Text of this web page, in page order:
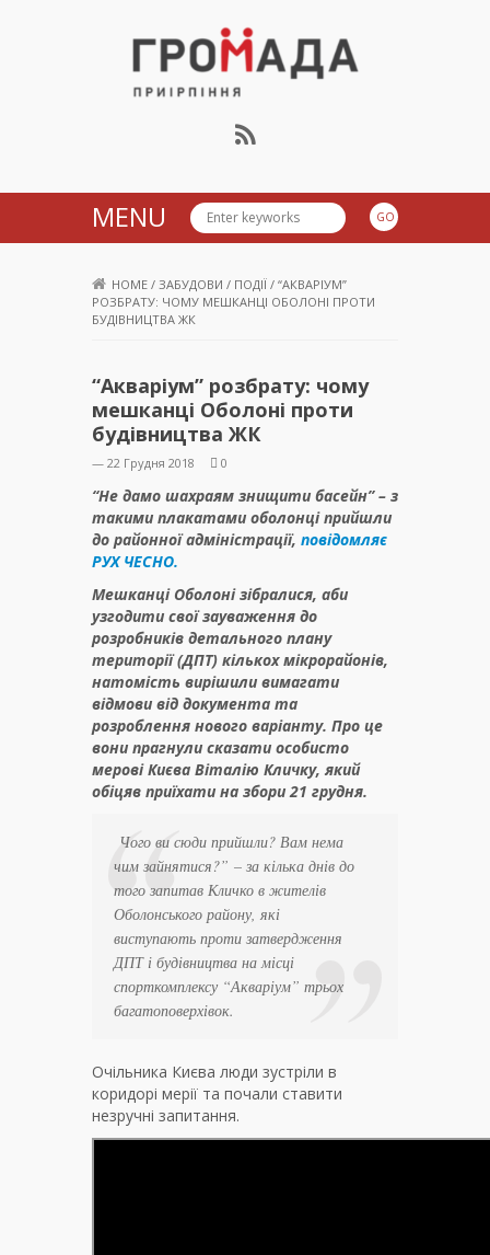
Громада Приірпіння
MENU
HOME / ЗАБУДОВИ / ПОДІЇ / “АКВАРІУМ”
РОЗБРАТУ: ЧОМУ МЕШКАНЦІ ОБОЛОНІ ПРОТИ
БУДІВНИЦТВА ЖК
“Акваріум” розбрату: чому
мешканці Оболоні проти
будівництва ЖК
— 22 Грудня 2018 0
“Не дамо шахраям знищити басейн” – з
такими плакатами оболонці прийшли
до районної адміністрації, повідомляє
РУХ ЧЕСНО.
Мешканці Оболоні зібралися, аби
узгодити свої зауваження до
розробників детального плану
території (ДПТ) кількох мікрорайонів,
натомість вирішили вимагати
відмови від документа та
розроблення нового варіанту. Про це
вони прагнули сказати особисто
мерові Києва Віталію Кличку, який
обіцяв приїхати на збори 21 грудня.
Чого ви сюди прийшли? Вам нема
чим зайнятися?” – за кілька днів до
того запитав Кличко в жителів
Оболонського району, які
виступають проти затвердження
ДПТ і будівництва на місці
спорткомплексу “Акваріум” трьох
багатоповерхівок.
Очільника Києва люди зустріли в
коридорі мерії та почали ставити
незручні запитання.